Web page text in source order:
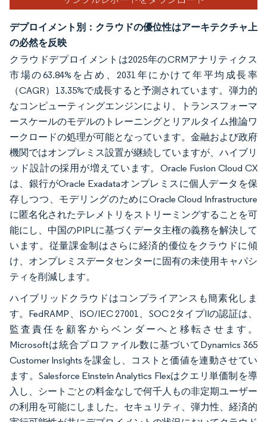
デプロイメント別：クラウドの優位性はアーキテクチャ上
の必然を反映
クラウドデプロイメントは2025年のCRMアナリティクス
市場の63.84%を占め、2031年にかけて年平均成長率
（CAGR）13.35%で成長すると予測されています。弾力的
なコンピューティングエンジンにより、トランスフォーマ
ースケールのモデルのトレーニングとリアルタイム推論ワ
ークロードの処理が可能となっています。金融および政府
機関ではオンプレミス設置が継続していますが、ハイブリ
ッド設計の採用が増えています。Oracle Fusion Cloud CX
は、銀行がOracle Exadataオンプレミスに個人データを保
存しつつ、モデリングのためにOracle Cloud Infrastructure
に匿名化されたテレメトリをストリーミングすることを可
能にし、中国のPIPLに基づくデータ主権の義務を解決して
います。従量課金制はさらに経済的優位をクラウドに傾
け、オンプレミスデータセンターに固有の未使用キャパシ
ティを削減します。
ハイブリッドクラウドはコンプライアンスも簡素化しま
す。FedRAMP、ISO/IEC 27001、SOC 2タイプIIの認証は、
監査責任を顧客からベンダーへと移転させます。
Microsoftは統合プロファイル数に基づいてDynamics 365
Customer Insightsを課金し、コストと価値を連動させてい
ます。Salesforce Einstein Analytics Flexはクエリ単価制を導
入し、シートごとの料金なしで何千人もの非定期ユーザー
の利用を可能にしました。セキュリティ、弾力性、経済的